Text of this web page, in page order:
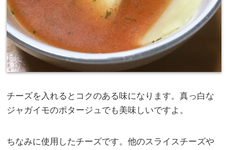
チーズを入れるとコクのある味になります。真っ白な
ジャガイモのポタージュでも美味しいですよ。
ちなみに使用したチーズです。他のスライスチーズや